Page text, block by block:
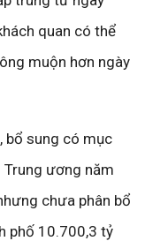
quan có thể
muộn hơn ngày
bổ sung có mục
ương năm
chưa phân bổ
phố 10.700,3 tỷ